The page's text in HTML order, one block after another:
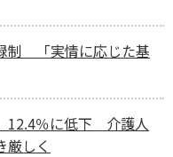
制 「実情に応じた基
12.4％に低下 介護人
厳しく